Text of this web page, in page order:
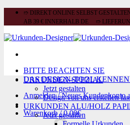
Zum
➱ DIREKT ONLINE SELBST
AB 39 € INNERHALB DE ➱
BITTE BEACHTEN SIE
DAS DESIGN-TOOL
Anmelden / Neues Kundenkonto
Warenkorb /0,00€
URKUNDEN-SPEZIAL
Jetzt gestalten
Design von uns erstellen
URKUNDEN ALU/HOLZ
Jetzt gestalten